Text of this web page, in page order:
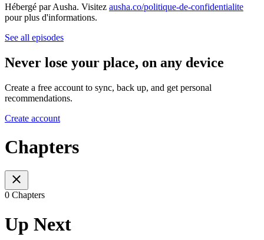
Hébergé par Ausha. Visitez ausha.co/politique-de-confidentialite
pour plus d'informations.
See all episodes
Never lose your place, on any device
Create a free account to sync, back up, and get personal
recommendations.
Create account
Chapters
0 Chapters
Up Next